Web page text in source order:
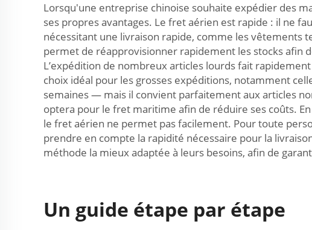
Lorsqu'une entreprise chinoise souhaite expédier des
ses propres avantages. Le fret aérien est rapide : il ne
nécessitant une livraison rapide, comme les vêtements
permet de réapprovisionner rapidement les stocks afin
L’expédition de nombreux articles lourds fait
choix idéal pour les grosses expéditions, notamment
semaines — mais il convient parfaitement aux articles
optera pour le fret maritime afin de réduire ses coûts.
le fret aérien ne permet pas facilement. Pour toute
prendre en compte la rapidité nécessaire pour la
méthode la mieux adaptée à leurs besoins, afin de
Un guide étape par étape